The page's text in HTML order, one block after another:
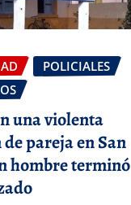
POLICIALES
una violenta
pareja en San
hombre terminó